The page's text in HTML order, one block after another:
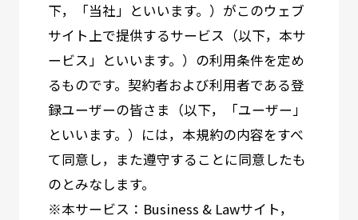
下，「当社」といいます。）がこのウェブ
サイト上で提供するサービス（以下，本サ
ービス」といいます。）の利用条件を定め
るものです。契約者および利用者である登
録ユーザーの皆さま（以下，「ユーザー」
といいます。）には，本規約の内容をすべ
て同意し，また遵守することに同意したも
のとみなします。
※本サービス：Business & Lawサイト，